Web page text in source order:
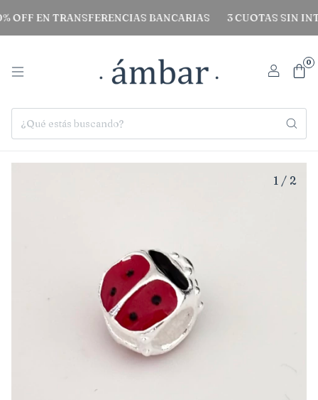
EN TRANSFERENCIAS BANCARIAS 3 CUOTAS SIN
0
1 / 2